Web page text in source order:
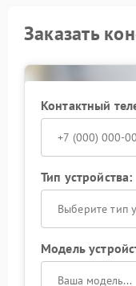
Заказать
Контактный
Тип устройства:
Выберите тип
Модель